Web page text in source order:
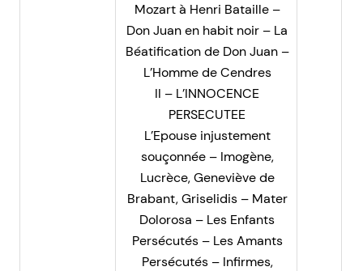
Mozart à Henri Bataille –
Don Juan en habit noir – La
Béatification de Don Juan –
L’Homme de Cendres
II – L’INNOCENCE
PERSECUTEE
L’Epouse injustement
souçonnée – Imogène,
Lucrèce, Geneviève de
Brabant, Griselidis – Mater
Dolorosa – Les Enfants
Persécutés – Les Amants
Persécutés – Infirmes,